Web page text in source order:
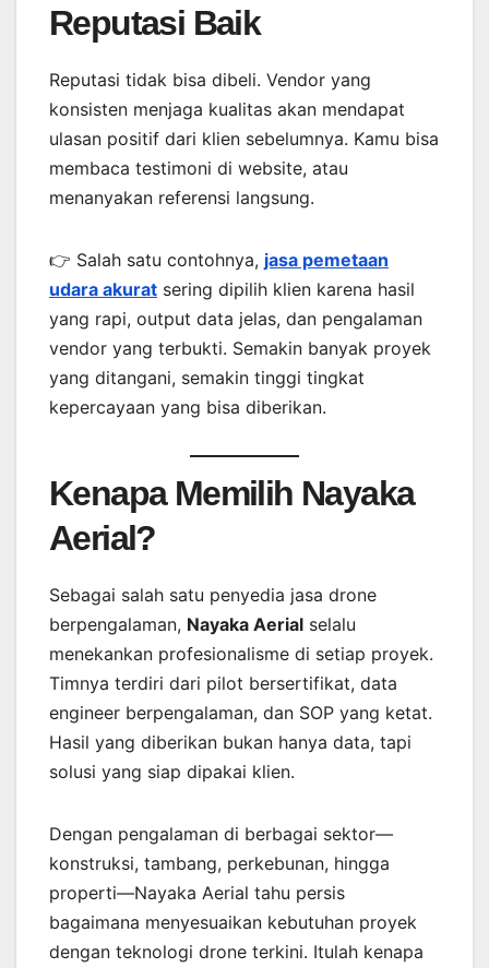
Reputasi Baik
Reputasi tidak bisa dibeli. Vendor yang
konsisten menjaga kualitas akan mendapat
ulasan positif dari klien sebelumnya. Kamu bisa
membaca testimoni di website, atau
menanyakan referensi langsung.
👉 Salah satu contohnya, jasa pemetaan
udara akurat sering dipilih klien karena hasil
yang rapi, output data jelas, dan pengalaman
vendor yang terbukti. Semakin banyak proyek
yang ditangani, semakin tinggi tingkat
kepercayaan yang bisa diberikan.
Kenapa Memilih Nayaka
Aerial?
Sebagai salah satu penyedia jasa drone
berpengalaman, Nayaka Aerial selalu
menekankan profesionalisme di setiap proyek.
Timnya terdiri dari pilot bersertifikat, data
engineer berpengalaman, dan SOP yang ketat.
Hasil yang diberikan bukan hanya data, tapi
solusi yang siap dipakai klien.
Dengan pengalaman di berbagai sektor—
konstruksi, tambang, perkebunan, hingga
properti—Nayaka Aerial tahu persis
bagaimana menyesuaikan kebutuhan proyek
dengan teknologi drone terkini. Itulah kenapa